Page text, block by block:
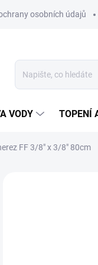
osobních údajů
VODY TOPENÍ
FF 3/8" x 3/8" 80cm